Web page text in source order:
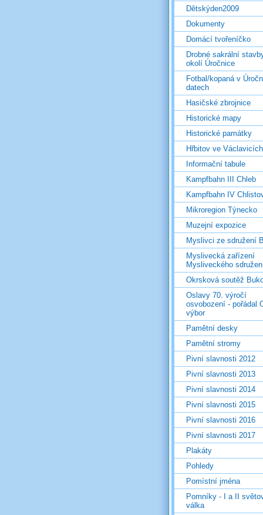
Dětskýden2009
Dokumenty
Domácí tvořeníčko
Drobné sakrální
okolí Úročnice
Fotbal/kopaná v
datech
Hasičské zbrojnice
Historické mapy
Historické památky
Hřbitov ve Václavicích
Informační tabule
Kampfbahn III Chleb
Kampfbahn IV
Mikroregion Týnecko
Muzejní expozice
Myslivci ze sdružení
Myslivecká zařízení
Mysliveckého
Okrsková soutěž
Oslavy 70. výročí
osvobození - pořádal
výbor
Pamětní desky
Pamětní stromy
Pivní slavnosti 2012
Pivní slavnosti 2013
Pivní slavnosti 2014
Pivní slavnosti 2015
Pivní slavnosti 2016
Pivní slavnosti 2017
Plakáty
Pohledy
Pomístní jména
Pomníky - I a II
válka